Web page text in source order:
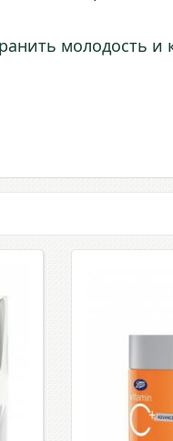
молодость и